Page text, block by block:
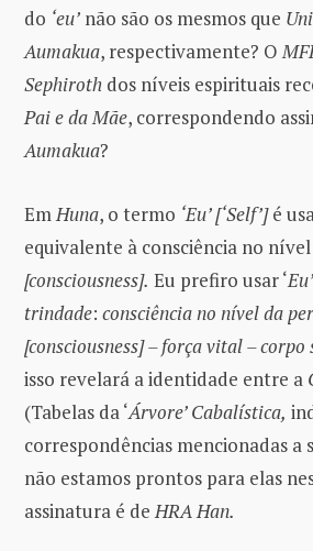
do ‘eu’ não são os mesmos que
Aumakua, respectivamente? O
Sephiroth dos níveis espirituais
Pai e da Mãe, correspondendo
Aumakua?
EmHuna, o termo ‘Eu’ [‘Self’]é
equivalente à consciência no
[consciousness]. Eu prefiro usar ‘Eu’
trindade: consciência no nível da
[consciousness] – força vital – corpo
isso revelará a identidade entre a
(Tabelas da ‘Árvore’ Cabalística,
correspondências mencionadas a
não estamos prontos para elas
assinatura é deHRA Han.